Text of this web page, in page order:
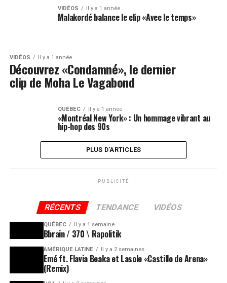
VIDÉOS Il y a 1 année
Malakordé balance le clip «Avec le temps»
VIDÉOS Il y a 1 année
Découvrez «Condamné», le dernier
clip de Moha Le Vagabond
QUÉBEC Il y a 1 année
«Montréal New York» : Un hommage vibrant au
hip-hop des 90s
PLUS D'ARTICLES
PUBLICITÉ
RÉCENTS TENDANCE VIDÉOS
QUÉBEC Il y a 1 semaine
Bbrain / 370 \ Rapolitik
AMÉRIQUE LATINE Il y a 2 semaines
Emé ft. Flavia Beaka et Lasole «Castillo de Arena»
(Remix)